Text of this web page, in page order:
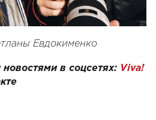
Евдокименко
в соцсетях: Viva!